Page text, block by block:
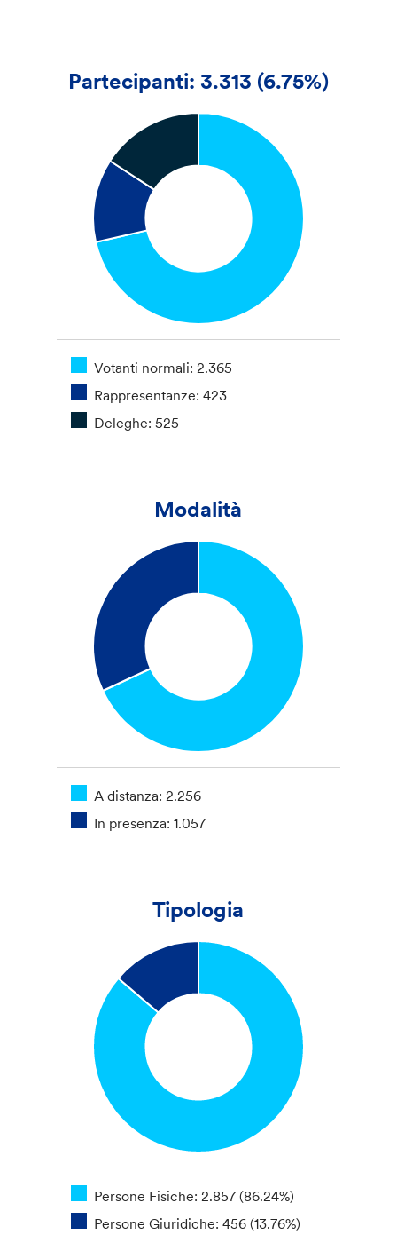
Partecipanti: 3.313 (6.75%)
Votanti normali: 2.365
Rappresentanze: 423
Deleghe: 525
Modalità
A distanza: 2.256
In presenza: 1.057
Tipologia
Persone Fisiche: 2.857 (86.24%)
Persone Giuridiche: 456 (13.76%)